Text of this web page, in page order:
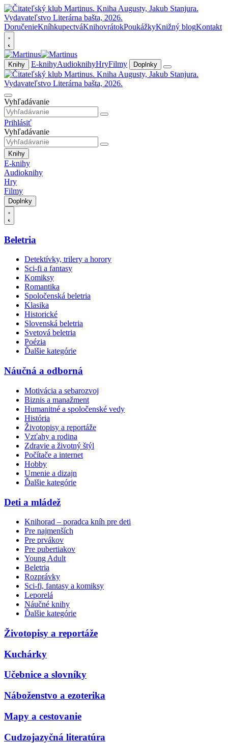
DoručenieKníhkupectváKnihovrátokPoukážkyKnižný blogKontakt
Knihy E-knihyAudioknihyHryFilmy Doplnky
Vyhľadávanie
Prihlásiť
Vyhľadávanie
Knihy
E-knihy
Audioknihy
Hry
Filmy
Doplnky
Beletria
Detektívky, trilery a horory
Sci-fi a fantasy
Komiksy
Romantika
Spoločenská beletria
Klasika
Historické
Slovenská beletria
Svetová beletria
Poézia
Ďalšie kategórie
Náučná a odborná
Motivácia a sebarozvoj
Biznis a manažment
Humanitné a spoločenské vedy
História
Životopisy a reportáže
Vzťahy a rodina
Zdravie a životný štýl
Počítače a internet
Hobby
Umenie a dizajn
Ďalšie kategórie
Deti a mládež
Knihorad – poradca kníh pre deti
Pre najmenších
Pre prvákov
Pre pubertiakov
Young Adult
Beletria
Rozprávky
Sci-fi, fantasy a komiksy
Leporelá
Náučné knihy
Ďalšie kategórie
Životopisy a reportáže
Kuchárky
Učebnice a slovníky
Náboženstvo a ezoterika
Mapy a cestovanie
Cudzojazyčná literatúra